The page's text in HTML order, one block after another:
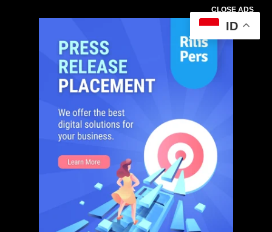
CLOSE ADS
ID